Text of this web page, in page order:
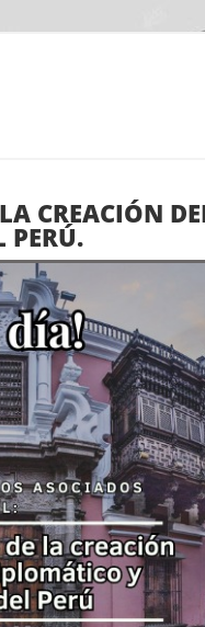
CREACIÓN
PERÚ.